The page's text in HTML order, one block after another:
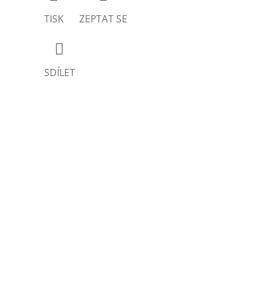
TISK ZEPTAT SE
SDÍLET